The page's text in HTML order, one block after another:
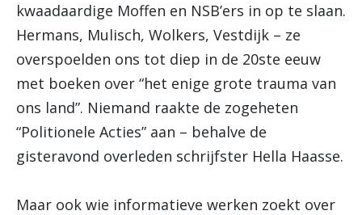
kwaadaardige Moffen en NSB’ers in op te slaan.
Hermans, Mulisch, Wolkers, Vestdijk – ze
overspoelden ons tot diep in de 20ste eeuw
met boeken over “het enige grote trauma van
ons land”. Niemand raakte de zogeheten
“Politionele Acties” aan – behalve de
gisteravond overleden schrijfster Hella Haasse.
Maar ook wie informatieve werken zoekt over